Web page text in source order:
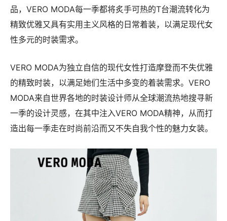
品，VERO MODA每一季都将炙手可热的T台潮流转化为
精致优雅又具有实用主义风格的日常着装，以满足现代女
性多元的时装需求。
VERO MODA为独立自信的现代女性打造摩登而不失优雅
的精致时装，以满足她们生活中多变的着装需求。VERO
MODA来自世界各地的时装设计师从全球潮流热地搜寻新
一季的设计灵感，在其中注入VERO MODA精神，从而打
造出每一季走在时尚前沿而又不失自我个性的魅力女装。